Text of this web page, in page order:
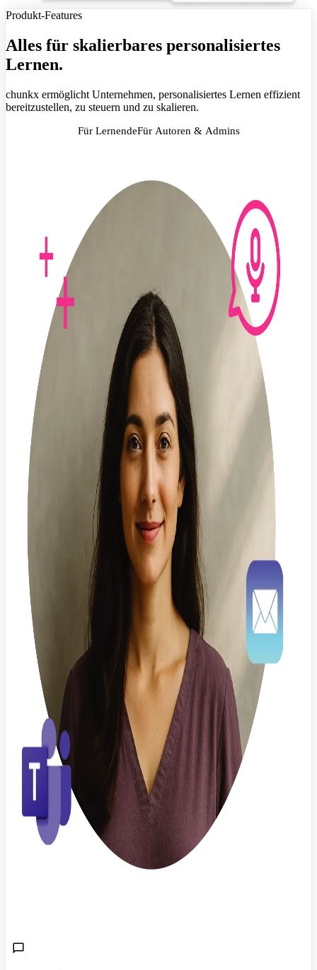
Produkt-Features
Alles für skalierbares personalisiertes
Lernen.
chunkx ermöglicht Unternehmen, personalisiertes Lernen effizient
bereitzustellen, zu steuern und zu skalieren.
Für LernendeFür Autoren & Admins